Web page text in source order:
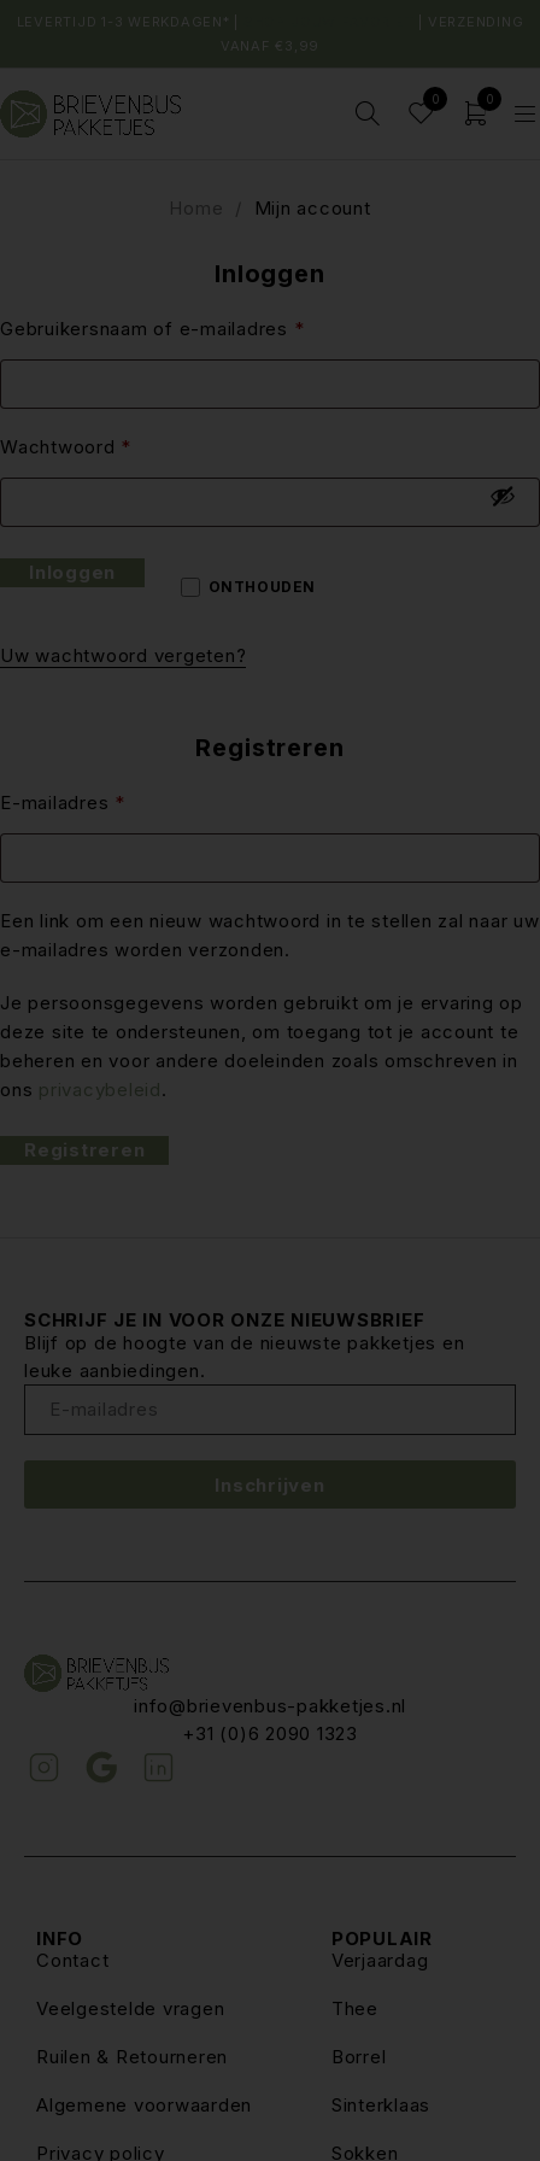
LEVERTIJD 1-3 WERKDAGEN* |
| VERZENDING
VANAF €3,99
0 0
Home / Mijn account
Inloggen
Gebruikersnaam of e-mailadres *
Wachtwoord *
ONTHOUDEN
Inloggen
Uw wachtwoord vergeten?
Registreren
E-mailadres *
Een link om een nieuw wachtwoord in te stellen zal naar uw
e-mailadres worden verzonden.
Je persoonsgegevens worden gebruikt om je ervaring op
deze site te ondersteunen, om toegang tot je account te
beheren en voor andere doeleinden zoals omschreven in
ons privacybeleid.
Registreren
info@brievenbus-pakketjes.nl
+31 (0)6 2090 1323
POPULAIR
Verjaardag
Thee
Borrel
Sinterklaas
Sokken
INFO
Contact
Veelgestelde vragen
Ruilen & Retourneren
Algemene voorwaarden
Privacy policy
SCHRIJF JE IN VOOR ONZE NIEUWSBRIEF
Blijf op de hoogte van de nieuwste pakketjes en
leuke aanbiedingen.
Inschrijven